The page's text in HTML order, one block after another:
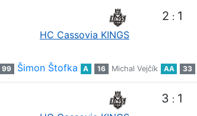
HC Cassovia KINGS
2 : 1
99 Šimon Štofka A 16 Michal Vejčík AA 33
3 : 1